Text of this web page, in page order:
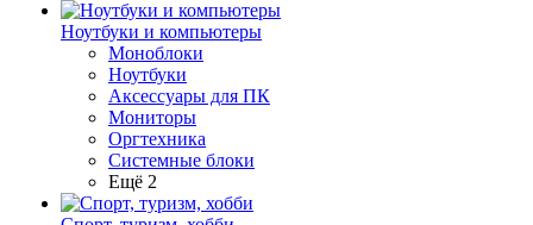
Ноутбуки и компьютеры
Моноблоки
Ноутбуки
Аксессуары для ПК
Мониторы
Оргтехника
Системные блоки
Ещё 2